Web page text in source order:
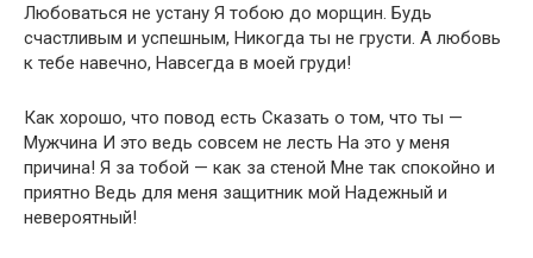
Любоваться не устану Я тобою до морщин. Будь
счастливым и успешным, Никогда ты не грусти. А любовь
к тебе навечно, Навсегда в моей груди!
Как хорошо, что повод есть Сказать о том, что ты —
Мужчина И это ведь совсем не лесть На это у меня
причина! Я за тобой — как за стеной Мне так спокойно и
приятно Ведь для меня защитник мой Надежный и
невероятный!